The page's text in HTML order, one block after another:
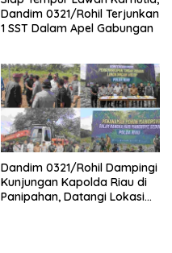
Dandim 0321/Rohil Terjunkan
1 SST Dalam Apel Gabungan
Dandim 0321/Rohil Dampingi
Kunjungan Kapolda Riau di
Panipahan, Datangi Lokasi